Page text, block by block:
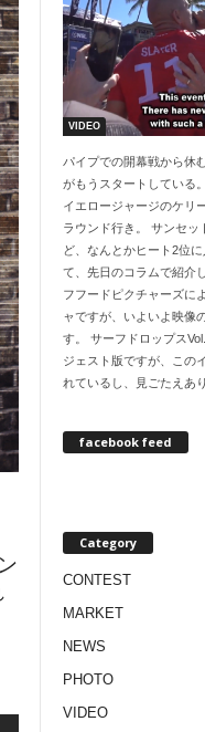
VIDEO
パイプでの開幕戦から休
がもうスタートしている
イエロージャージのケリ
ラウンド行き。 サンセッ
ど、なんとかヒート2位
て、先日のコラムで紹介
フフードピクチャーズに
ャですが、いよいよ映像
す。 サーフドロップス
ジェスト版ですが、この
れているし、見ごたえあ
facebook feed
Category
CONTEST
MARKET
NEWS
PHOTO
VIDEO